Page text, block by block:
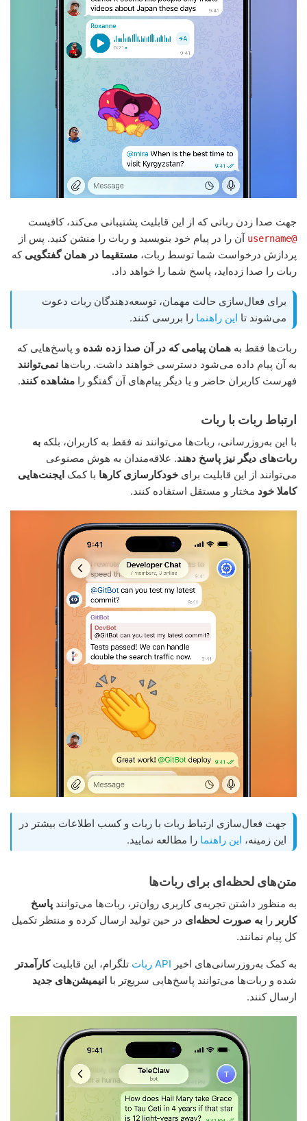
جهت صدا زدن رباتی که از این قابلیت پشتیبانی می‌کند، کافیست
@username
آن را در پیام خود بنویسید و ربات را منشن کنید. پس از
پردازش درخواست شما توسط ربات، مستقیما در همان گفتگویی که
ربات را صدا زده‌اید، پاسخ شما را خواهد داد.
برای فعال‌سازی حالت مهمان، توسعه‌دهندگان ربات دعوت
می‌شوند تا این راهنما را بررسی کنند.
ربات‌ها فقط به همان پیامی که در آن صدا زده شده و پاسخ‌هایی که
به آن پیام داده می‌شود دسترسی خواهند داشت. ربات‌ها نمی‌توانند
فهرست کاربران حاضر و یا دیگر پیام‌های آن گفتگو را مشاهده کنند.
ارتباط ربات با ربات
با این به‌روزرسانی، ربات‌ها می‌توانند نه فقط به کاربران، بلکه به
ربات‌های دیگر نیز پاسخ دهند. علاقه‌مندان به هوش مصنوعی
می‌توانند از این قابلیت برای خودکارسازی کارها با کمک ایجنت‌هایی
کاملا خود مختار و مستقل استفاده کنند.
جهت فعال‌سازی ارتباط ربات با ربات و کسب اطلاعات بیشتر در
این زمینه، این راهنما را مطالعه نمایید.
متن‌های لحظه‌ای برای ربات‌ها
به منظور داشتن تجربه‌ی کاربری روان‌تر، ربات‌ها می‌توانند پاسخ
کاربر را به صورت لحظه‌ای در حین تولید ارسال کرده و منتظر تکمیل
کل پیام نمانند.
به کمک به‌روزرسانی‌های اخیر API ربات تلگرام، این قابلیتکارآمدتر
شده و ربات‌ها می‌توانند پاسخ‌هایی سریع‌تر با انیمیشن‌های جدید
ارسال کنند.